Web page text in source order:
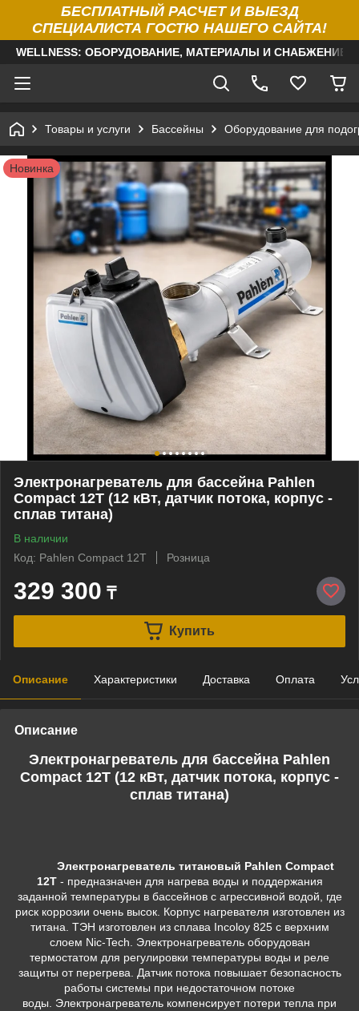
БЕСПЛАТНЫЙ РАСЧЕТ И ВЫЕЗД
СПЕЦИАЛИСТА ГОСТЮ НАШЕГО САЙТА!
WELLNESS: ОБОРУДОВАНИЕ, МАТЕРИАЛЫ И
Товары и услуги Бассейны Оборудование для
Новинка
Электронагреватель для бассейна Pahlen
Compact 12Т (12 кВт, датчик потока, корпус -
сплав титана)
В наличии
Код: Pahlen Compact 12T
Розница
329 300 ₸
Купить
Описание Характеристики Доставка Оплата
Описание
Электронагреватель для бассейна Pahlen
Compact 12Т (12 кВт, датчик потока, корпус -
сплав титана)
Электронагреватель титановый Pahlen Compact
12T- предназначен для нагрева воды и поддержания
заданной температуры в бассейнов с агрессивной водой, где
риск коррозии очень высок. Корпус нагревателя изготовлен из
титана. ТЭН изготовлен из сплава Incoloy 825 с верхним
слоем Nic-Tech. Электронагреватель оборудован
термостатом для регулировки температуры воды и реле
защиты от перегрева. Датчик потока повышает безопасность
работы системы при недостаточном потоке
воды. Электронагреватель компенсирует потери тепла при